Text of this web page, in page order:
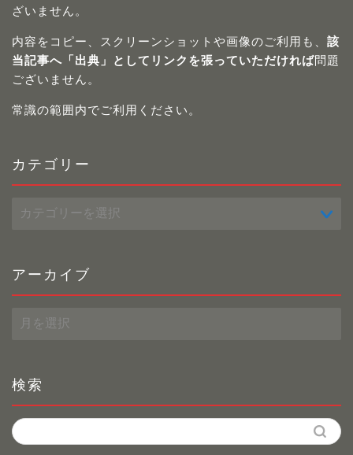
ざいません。
内容をコピー、スクリーンショットや画像のご利用も、 該
当記事へ「出典」としてリンクを張っていただければ問題
ございません。
常識の範囲内でご利用ください。
カテゴリー
テ
ー
アーカイブ
ア
ー
ブ
検索